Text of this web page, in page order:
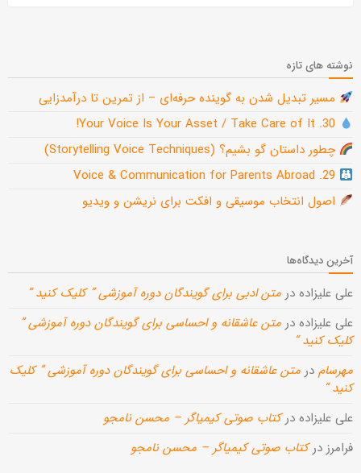
نوشته های تازه
مسیر تبدیل شدن به گوینده حرفه‌ای – از تمرین تا درآمدزایی
چطور داستان گو بشیم؟ (Storytelling Voice Techniques)
اصول انتخاب موسیقی و افکت برای نریشن و ویدیو
آخرین دیدگاه‌ها
علی علیزاده در متن ادبی برای گویندگان دوره آموزشی ” کلیک کنید “
علی علیزاده در متن عاشقانه و احساسی برای گویندگان دوره آموزشی ”
کلیک کنید “
مهرسام در متن عاشقانه و احساسی برای گویندگان دوره آموزشی ” کلیک
کنید “
علی علیزاده درکتاب صوتی کیمیاگر – محسن نامجو
فرامرز درکتاب صوتی کیمیاگر – محسن نامجو